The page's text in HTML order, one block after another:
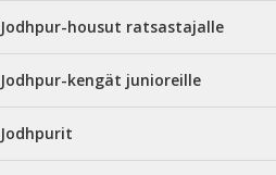
Jodhpur-housut ratsastajalle
Jodhpur-kengät junioreille
Jodhpurit